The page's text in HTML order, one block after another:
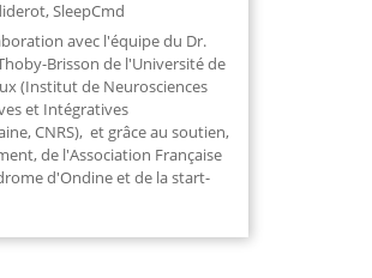
,SleepCmd
avec l'équipe du Dr.
Brisson de l'Université de
(Institut de Neurosciences
et Intégratives
CNRS), et grâce au soutien,
de l'Association Française
d'Ondine et de la start-